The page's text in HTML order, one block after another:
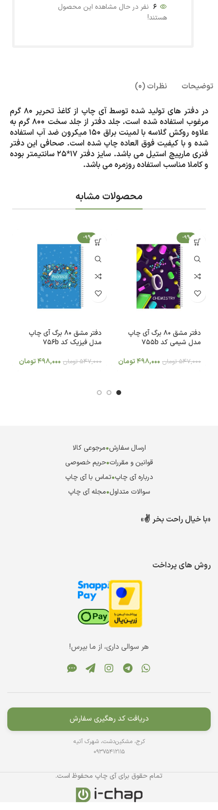
6 نفر در حال مشاهده این محصول
هستند!
توضیحات نظرات (0)
در دفتر های تولید شده توسط آی چاپ از کاغذ تحریر 80 گرم
مرغوب استفاده شده است. جلد دفتر از جلد سخت 800 گرم به
علاوه روکش گلاسه با لمینت براق 150 میکرون ضد آب استفاده
شده و با کیفیت فوق العاده چاپ شده است. صحافی این دفتر
فنری مارپیچ استیل می باشد. سایز دفتر 17*25 سانتیمتر بوده
و کاملا مناسب استفاده روزمره می باشد.
محصولات مشابه
-9%
دفتر مشق 80 برگ آی چاپ
مدل شیمی کد 755b
547,000 تومان 498,000تومان
-9%
دفتر مشق 80 برگ آی چاپ
مدل فیزیک کد 756b
547,000 تومان 498,000تومان
ارسال سفارش•مرجوعی کالا
قوانین و مقررات•حریم خصوصی
درباره آی چاپ•تماس با آی چاپ
سوالات متداول•مجله آی چاپ
«با خیال راحت بخر ✌️»
روش های پرداخت
هر سوالی داری، از ما بپرس!
دریافت کد رهگیری سفارش
کرج، مشکین‌دشت، شهرک آتیه
09375412115
تمام حقوق برای آی چاپ محفوظ است.